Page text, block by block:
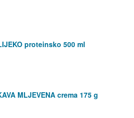
proteinsko 500 ml
MLJEVENA crema 175 g